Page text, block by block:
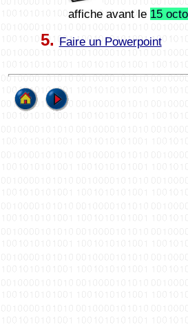
affiche avant le 15
5. Faire un Powerpoint